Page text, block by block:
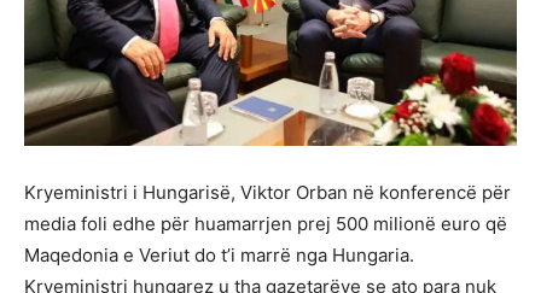
Kryeministri i Hungarisë, Viktor Orban në konferencë për
media foli edhe për huamarrjen prej 500 milionë euro që
Maqedonia e Veriut do t’i marrë nga Hungaria.
Kryeministri hungarez u tha gazetarëve se ato para nuk